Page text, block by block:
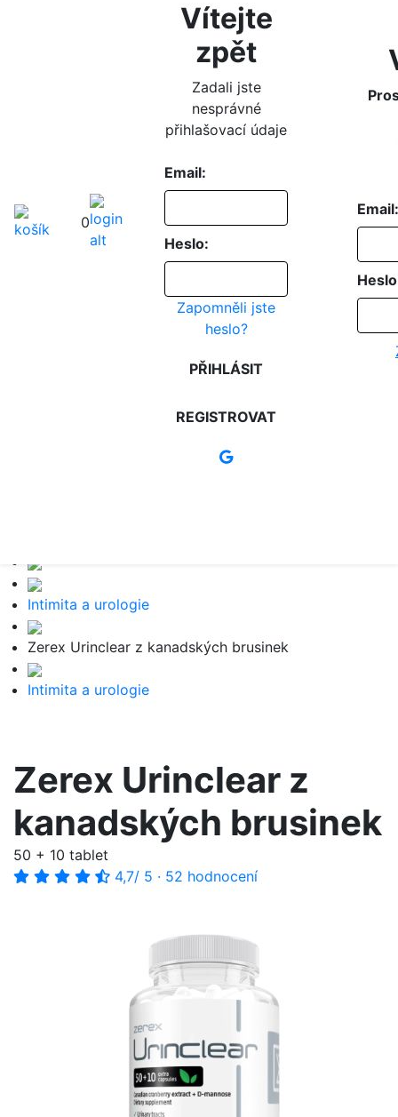
0
Vítejte
zpět
Zadali jste
nesprávné
přihlašovací údaje
Email:
Heslo:
Zapomněli jste
heslo?
PŘIHLÁSIT
REGISTROVAT
Email:
Intimita a urologie
Zerex Urinclear z kanadských brusinek
Intimita a urologie
Zerex Urinclear z
kanadských brusinek
50 + 10 tablet
4,7/ 5 · 52 hodnocení